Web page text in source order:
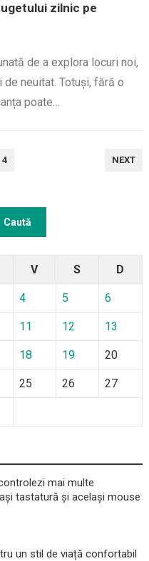
zilnic pe
de a explora locuri noi,
neuitat. Totuși, fără o
poate…
4 NEXT
V S D
4 5 6
11 12 13
18 19 20
25 26 27
mai multe
tastatură și același mouse
un stil de viață confortabil